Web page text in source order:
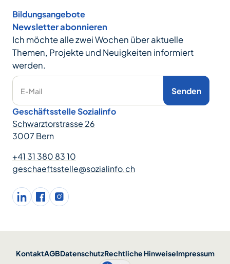
Bildungsangebote
Newsletter abonnieren
Ich möchte alle zwei Wochen über aktuelle
Themen, Projekte und Neuigkeiten informiert
werden.
E-Mail Senden
Geschäftsstelle Sozialinfo
Schwarztorstrasse 26
3007 Bern
+41 31 380 83 10
geschaeftsstelle@sozialinfo.ch
LinkedInfacebookInstagram
KontaktAGBDatenschutzRechtliche HinweiseImpressum